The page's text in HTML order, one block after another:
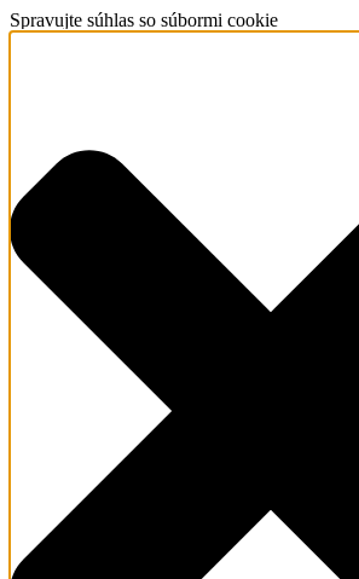
Spravujte súhlas so súbormi cookie